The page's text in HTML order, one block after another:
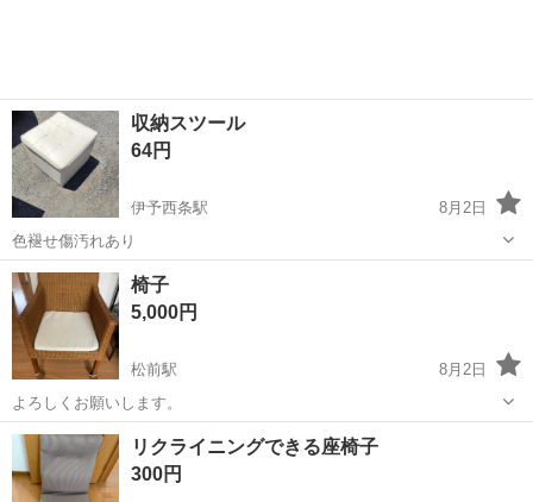
収納スツール
64円
伊予西条駅
8月2日
色褪せ傷汚れあり
愛媛 西条市 伊予西条駅
椅子
5,000円
松前駅
8月2日
よろしくお願いします。
愛媛 伊予郡 松前駅 椅子 よろしくお願いします
リクライニングできる座椅子
300円